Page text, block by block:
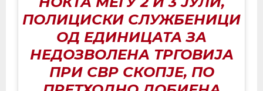
ПОЛИЦИСКИ СЛУЖБЕНИЦИ
ОД ЕДИНИЦАТА ЗА
НЕДОЗВОЛЕНА ТРГОВИЈА
ПРИ СВР СКОПЈЕ, ПО